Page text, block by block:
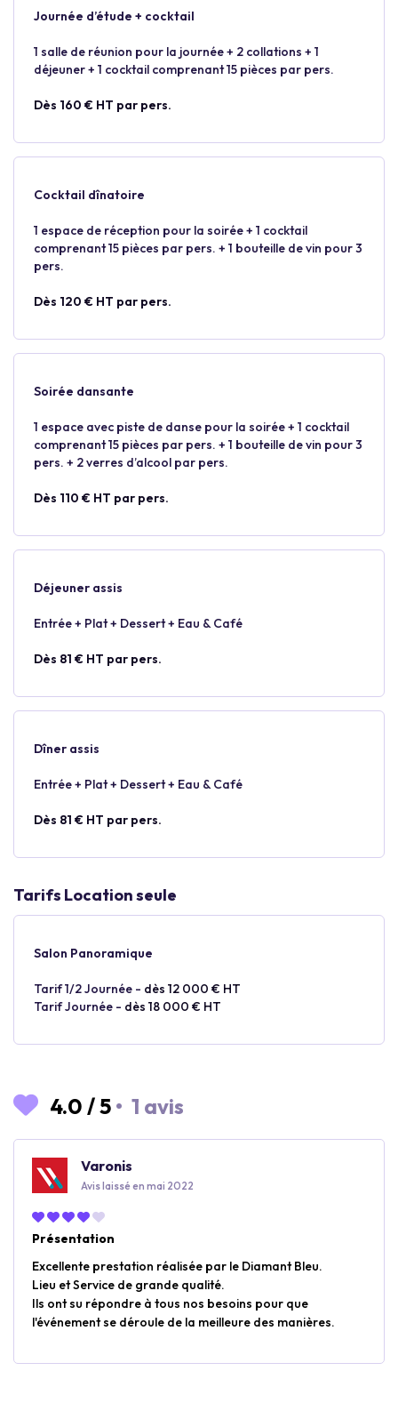
Journée d’étude + cocktail
1 salle de réunion pour la journée + 2 collations + 1
déjeuner + 1 cocktail comprenant 15 pièces par pers.
Dès 160 € HT par pers.
Cocktail dînatoire
1 espace de réception pour la soirée + 1 cocktail
comprenant 15 pièces par pers. + 1 bouteille de vin pour 3
pers.
Dès 120 € HT par pers.
Soirée dansante
1 espace avec piste de danse pour la soirée + 1 cocktail
comprenant 15 pièces par pers. + 1 bouteille de vin pour 3
pers. + 2 verres d’alcool par pers.
Dès 110 € HT par pers.
Déjeuner assis
Entrée + Plat + Dessert + Eau & Café
Dès 81 € HT par pers.
Dîner assis
Entrée + Plat + Dessert + Eau & Café
Dès 81 € HT par pers.
Tarifs Location seule
Salon Panoramique
Tarif 1/2 Journée - dès 12 000 € HT
Tarif Journée - dès 18 000 € HT
4.0 /5 • 1 avis
Varonis
Avis laissé en mai 2022
Présentation
Excellente prestation réalisée par le Diamant Bleu.
Lieu et Service de grande qualité.
Ils ont su répondre à tous nos besoins pour que
l'événement se déroule de la meilleure des manières.